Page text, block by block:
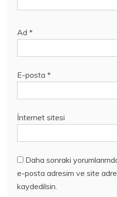
Ad *
E-posta *
İnternet sitesi
Daha sonraki
e-posta adresim ve site
kaydedilsin.